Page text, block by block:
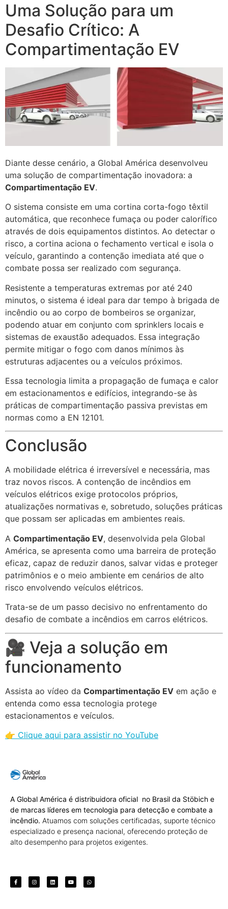
Uma Solução para um
Desafio Crítico: A
Compartimentação EV
Diante desse cenário, a Global América desenvolveu
uma solução de compartimentação inovadora: a
Compartimentação EV.
O sistema consiste em uma cortina corta-fogo têxtil
automática, que reconhece fumaça ou poder calorífico
através de dois equipamentos distintos. Ao detectar o
risco, a cortina aciona o fechamento vertical e isola o
veículo, garantindo a contenção imediata até que o
combate possa ser realizado com segurança.
Resistente a temperaturas extremas por até 240
minutos, o sistema é ideal para dar tempo à brigada de
incêndio ou ao corpo de bombeiros se organizar,
podendo atuar em conjunto com sprinklers locais e
sistemas de exaustão adequados. Essa integração
permite mitigar o fogo com danos mínimos às
estruturas adjacentes ou a veículos próximos.
Essa tecnologia limita a propagação de fumaça e calor
em estacionamentos e edifícios, integrando-se às
práticas de compartimentação passiva previstas em
normas como a EN 12101.
Conclusão
A mobilidade elétrica é irreversível e necessária, mas
traz novos riscos. A contenção de incêndios em
veículos elétricos exige protocolos próprios,
atualizações normativas e, sobretudo, soluções práticas
que possam ser aplicadas em ambientes reais.
A Compartimentação EV, desenvolvida pela Global
América, se apresenta como uma barreira de proteção
eficaz, capaz de reduzir danos, salvar vidas e proteger
patrimônios e o meio ambiente em cenários de alto
risco envolvendo veículos elétricos.
Trata-se de um passo decisivo no enfrentamento do
desafio de combate a incêndios em carros elétricos.
🎥 Veja a solução em
funcionamento
Assista ao vídeo da Compartimentação EV em ação e
entenda como essa tecnologia protege
estacionamentos e veículos.
👉 Clique aqui para assistir no YouTube
A Global América é distribuidora oficial no Brasil da Stöbich e
de marcas líderes em tecnologia para detecção e combate a
incêndio. Atuamos com soluções certificadas, suporte técnico
especializado e presença nacional, oferecendo proteção de
alto desempenho para projetos exigentes.